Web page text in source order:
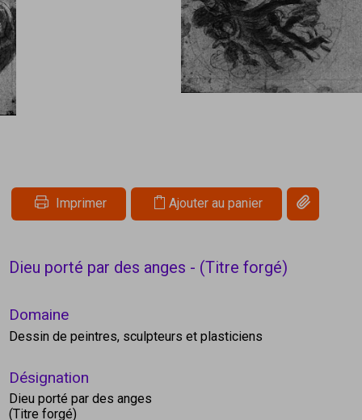
Imprimer Ajouter au panier Copier le
Dieu porté par des anges - (Titre forgé)
Domaine
Dessin de peintres, sculpteurs et plasticiens
Désignation
Dieu porté par des anges
(Titre forgé)